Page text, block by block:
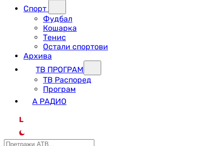
Спорт
Фудбал
Кошарка
Тенис
Остали спортови
Архива
ТВ ПРОГРАМ
ТВ Распоред
Програм
А РАДИО
L